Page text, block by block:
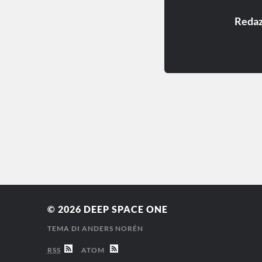
© 2026 DEEP SPACE ONE
TEMA DI ANDERS NORÉN
RSS ATOM